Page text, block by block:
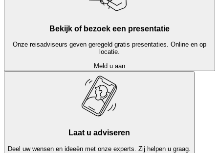
Bekijk of bezoek een presentatie
Onze reisadviseurs geven geregeld gratis presentaties. Online en op
locatie.
Meld u aan
Laat u adviseren
Deel uw wensen en ideeën met onze experts. Zij helpen u graag.